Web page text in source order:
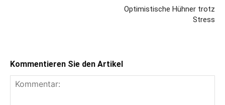
Optimistische Hühner trotz
Stress
Kommentieren Sie den Artikel